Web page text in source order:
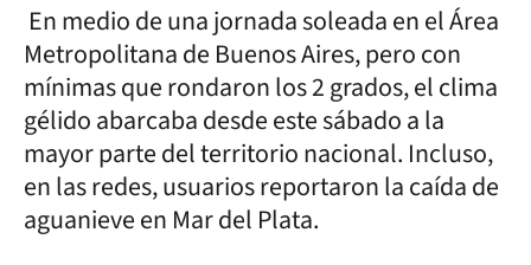
En medio de una jornada soleada en el Área
Metropolitana de Buenos Aires, pero con
mínimas que rondaron los 2 grados, el clima
gélido abarcaba desde este sábado a la
mayor parte del territorio nacional. Incluso,
en las redes, usuarios reportaron la caída de
aguanieve en Mar del Plata.